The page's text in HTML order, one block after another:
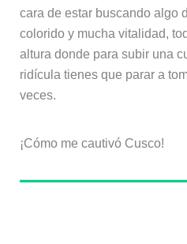
cara de estar buscando algo
colorido y mucha vitalidad,
altura donde para subir una
ridícula tienes que parar a
veces.
¡Cómo me cautivó Cusco!